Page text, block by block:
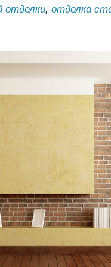
отделки, отделка